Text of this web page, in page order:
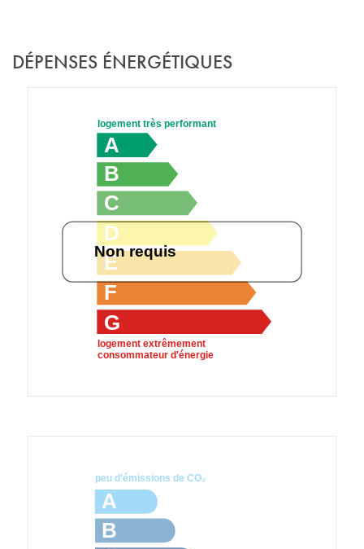
DÉPENSES ÉNERGÉTIQUES
A
B
C
D
E
F
G
logement très performant
logement extrêmement
consommateur d'énergie
Non requis
A
B
peu d'émissions de CO₂